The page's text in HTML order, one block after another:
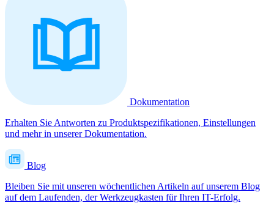
Dokumentation
Erhalten Sie Antworten zu Produktspezifikationen, Einstellungen
und mehr in unserer Dokumentation.
Blog
Bleiben Sie mit unseren wöchentlichen Artikeln auf unserem Blog
auf dem Laufenden, der Werkzeugkasten für Ihren IT-Erfolg.